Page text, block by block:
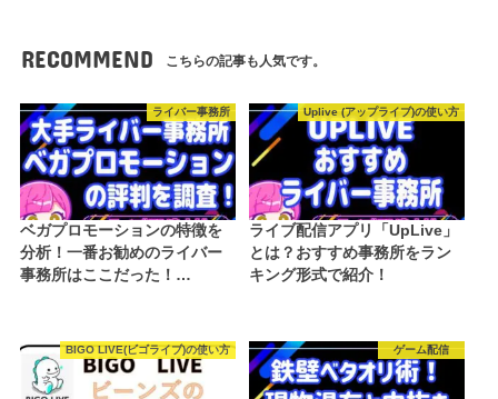
RECOMMEND こちらの記事も人気です。
ライバー事務所
ベガプロモーションの特徴を
分析！一番お勧めのライバー
事務所はここだった！…
Uplive (アップライブ)の使い方
ライブ配信アプリ「UpLive」
とは？おすすめ事務所をラン
キング形式で紹介！
BIGO LIVE(ビゴライブ)の使い方 ゲーム配信